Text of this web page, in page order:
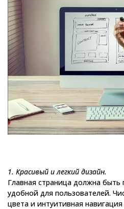
1. Красивый и легкий дизайн.
Главная страница должна быть
удобной для пользователей.
цвета и интуитивная